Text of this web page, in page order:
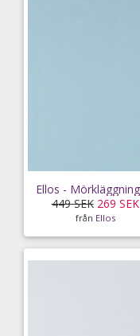
449 SEK 269 SEK
från Ellos